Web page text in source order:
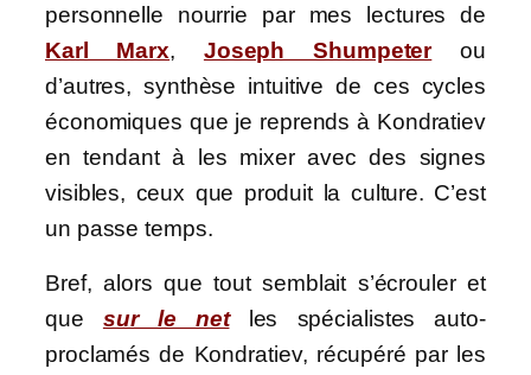
personnelle nourrie par mes lectures de
Karl Marx, Joseph Shumpeterou
d’autres, synthèse intuitive de ces cycles
économiques que je reprends à Kondratiev
en tendant à les mixer avec des signes
visibles, ceux que produit la culture. C’est
un passe temps.
Bref, alors que tout semblait s’écrouler et
que sur le netles spécialistes auto-
proclamés de Kondratiev, récupéré par les